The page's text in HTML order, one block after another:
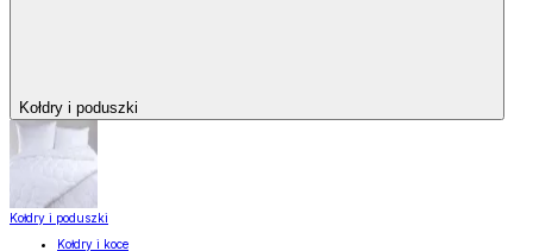
Kołdry i poduszki
Kołdry i poduszki
Kołdry i koce